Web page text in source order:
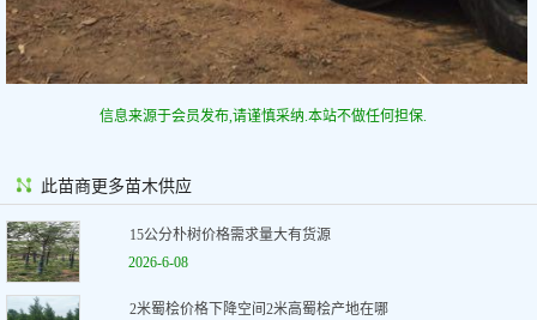
信息来源于会员发布,请谨慎采纳.本站不做任何担保.
此苗商更多苗木供应
15公分朴树价格需求量大有货源
2026-6-08
2米蜀桧价格下降空间2米高蜀桧产地在哪